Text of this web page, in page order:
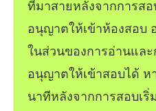
ที่มาสายหลังจากการส
อนุญาตให้เข้าห้องสอบ
ในส่วนของการอ่านแล
อนุญาตให้เข้าสอบได้ ห
นาทีหลังจากการสอบเริ่